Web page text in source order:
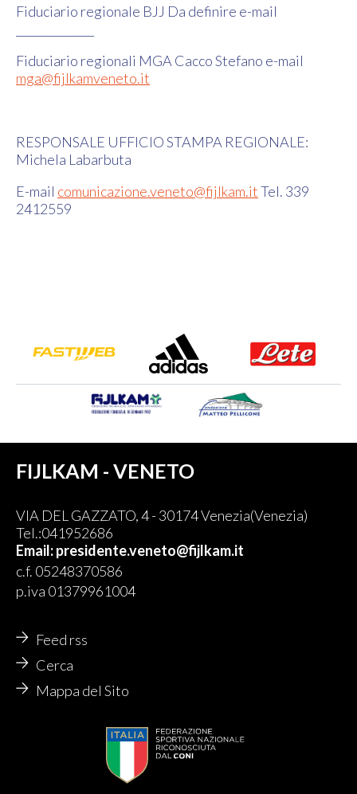
Fiduciario regionale BJJ Da definire e-mail
Fiduciario regionali MGA Cacco Stefano e-mail
mga@fijlkamveneto.it
RESPONSALE UFFICIO STAMPA REGIONALE:
Michela Labarbuta
E-mail comunicazione.veneto@fijlkam.itTel. 339
2412559
FIJLKAM - VENETO
VIA DEL GAZZATO, 4 - 30174 Venezia(Venezia)
Tel.:041952686
Email: presidente.veneto@fijlkam.it
c.f. 05248370586
p.iva 01379961004
Feed rss
Cerca
Mappa del Sito